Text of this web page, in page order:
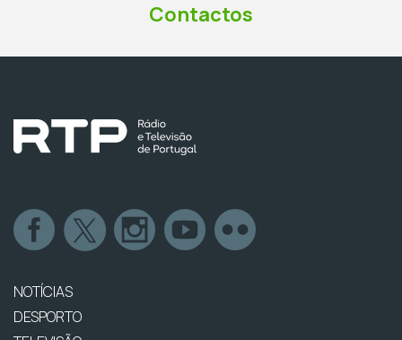
Contactos
NOTÍCIAS
DESPORTO